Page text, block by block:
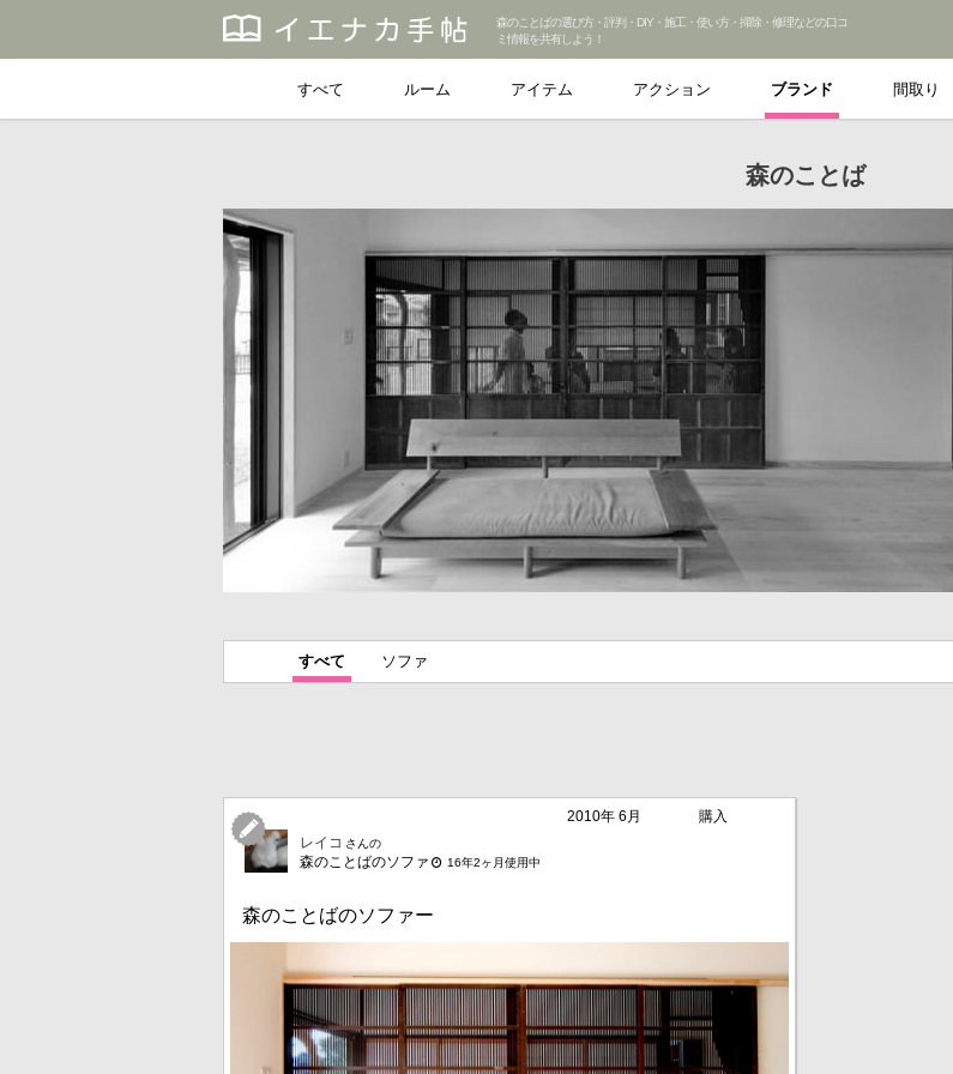
森のことばの選び方・評判・DIY・施工・使い方・掃除・修理などの口コ
ミ情報を共有しよう！
すべて ルーム アイテム アクション ブランド 間取り
森のことば
すべて ソファ
2010年 6月
購入
レイコ さんの
森のことばのソファ 16年2ヶ月使用中
森のことばのソファー